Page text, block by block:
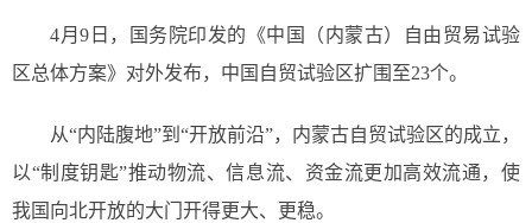
4月9日，国务院印发的《中国（内蒙古）自由贸易试验
区总体方案》对外发布，中国自贸试验区扩围至23个。
从“内陆腹地”到“开放前沿”，内蒙古自贸试验区的成立，
以“制度钥匙”推动物流、信息流、资金流更加高效流通，使
我国向北开放的大门开得更大、更稳。